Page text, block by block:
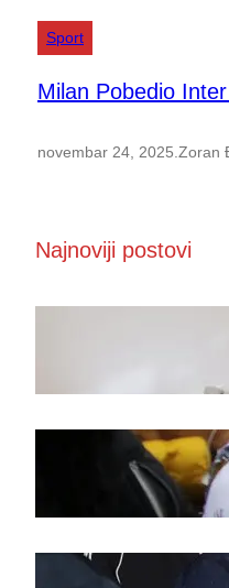
Sport
Milan Pobedio
novembar 24, 2025.Zoran
Najnoviji postovi